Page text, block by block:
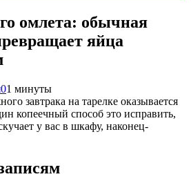
омлета: обычная
яйца
01 минуты
завтрака на тарелке оказывается
копеечный способ это исправить,
у вас в шкафу, наконец-